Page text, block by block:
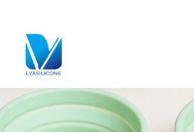
springen